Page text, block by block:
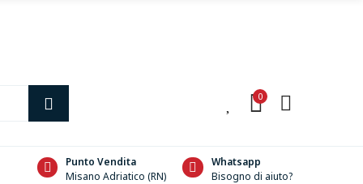
0
Punto Vendita
Misano Adriatico (RN)
Whatsapp
Bisogno di aiuto?